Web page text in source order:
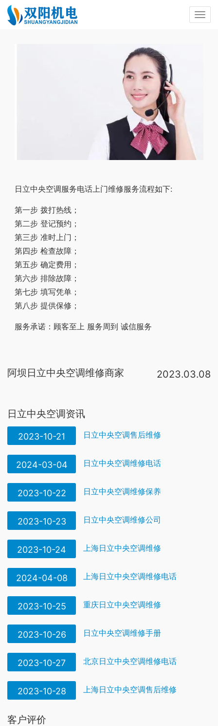
日立中央空调服务电话上门维修服务流程如下:
第一步 拨打热线；
第二步 登记预约；
第三步 准时上门；
第四步 检查故障；
第五步 确定费用；
第六步 排除故障；
第七步 填写凭单；
第八步 提供保修；
服务承诺：顾客至上 服务周到 诚信服务
阿坝日立中央空调维修商家 2023.03.08
日立中央空调资讯
2023-10-21 日立中央空调售后维修
2024-03-04 日立中央空调维修电话
2023-10-22 日立中央空调维修保养
2023-10-23 日立中央空调维修公司
2023-10-24 上海日立中央空调维修
2024-04-08 上海日立中央空调维修电话
2023-10-25 重庆日立中央空调维修
2023-10-26 日立中央空调维修手册
2023-10-27 北京日立中央空调维修电话
2023-10-28 上海日立中央空调售后维修
客户评价